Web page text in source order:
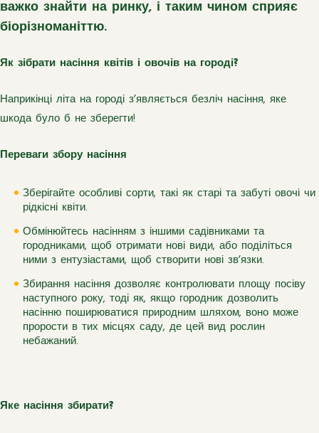
важко знайти на ринку, і таким чином сприяє
біорізноманіттю.
Як зібрати насіння квітів і овочів на городі?
Наприкінці літа на городі з’являється безліч насіння, яке
шкода було б не зберегти!
Переваги збору насіння
Зберігайте особливі сорти, такі як старі та забуті овочі чи
рідкісні квіти.
Обмінюйтесь насінням з іншими садівниками та
городниками, щоб отримати нові види, або поділіться
ними з ентузіастами, щоб створити нові зв’язки.
Збирання насіння дозволяє контролювати площу посіву
наступного року, тоді як, якщо городник дозволить
насінню поширюватися природним шляхом, воно може
прорости в тих місцях саду, де цей вид рослин
небажаний.
Яке насіння збирати?